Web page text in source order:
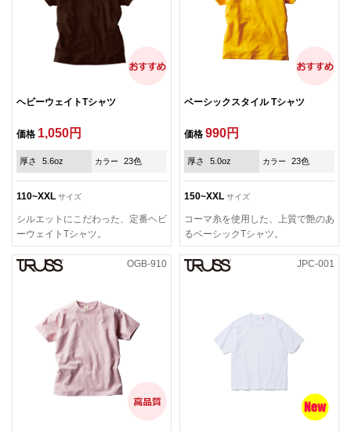
ヘビーウェイトTシャツ
価格 1,050円
厚さ 5.6oz カラー 23色
110~XXL サイズ
シルエットにこだわった、定番ヘビ
ーウェイトTシャツ。
ベーシックスタイル Tシャツ
価格 990円
厚さ 5.0oz カラー 23色
150~XXL サイズ
コーマ糸を使用した、上質で艶のあ
るベーシックTシャツ。
OGB-910 JPC-001